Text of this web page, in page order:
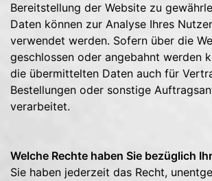
Bereitstellung der Website zu
Daten können zur Analyse Ihres
verwendet werden. Sofern über die
geschlossen oder angebahnt werden
die übermittelten Daten auch für
Bestellungen oder sonstige
verarbeitet.
Welche Rechte haben Sie bezüglich
Sie haben jederzeit das Recht,